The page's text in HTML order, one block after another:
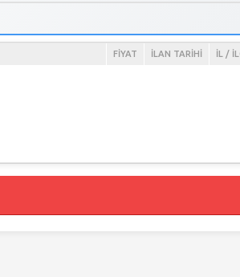
FIYAT İLAN TARIHI İL /